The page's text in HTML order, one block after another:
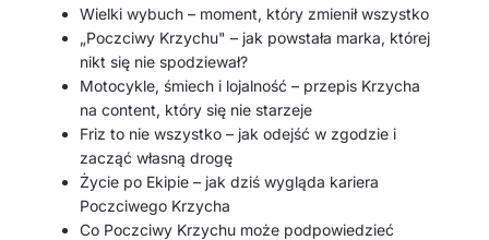
Wielki wybuch – moment, który zmienił wszystko
„Poczciwy Krzychu" – jak powstała marka, której
nikt się nie spodziewał?
Motocykle, śmiech i lojalność – przepis Krzycha
na content, który się nie starzeje
Friz to nie wszystko – jak odejść w zgodzie i
zacząć własną drogę
Życie po Ekipie – jak dziś wygląda kariera
Poczciwego Krzycha
Co Poczciwy Krzychu może podpowiedzieć